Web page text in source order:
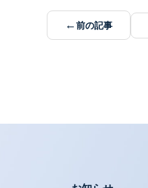
←前の記事